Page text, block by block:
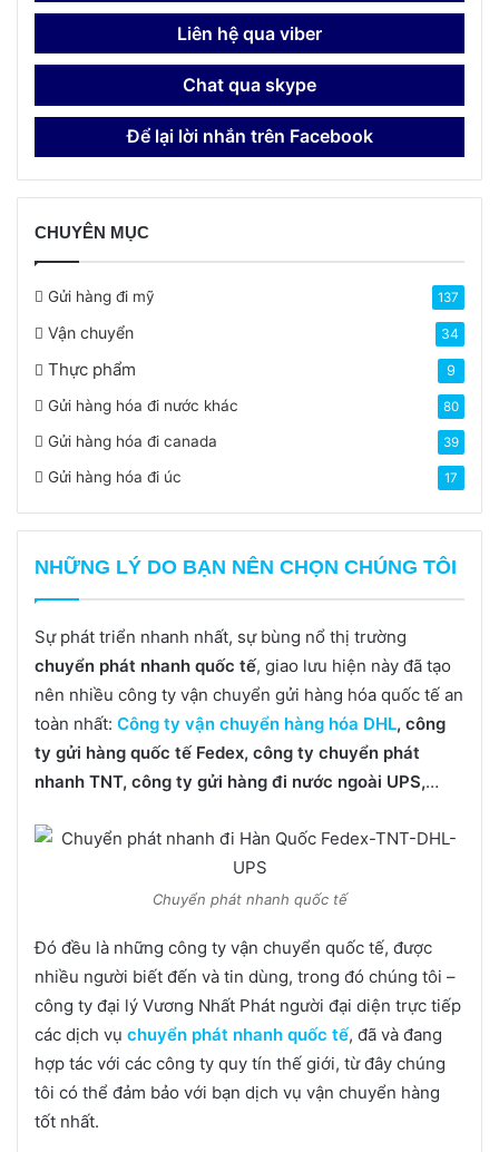
Liên hệ qua viber
Chat qua skype
Để lại lời nhắn trên Facebook
CHUYÊN MỤC
Gửi hàng đi mỹ 137
Vận chuyển 34
Thực phẩm 9
Gửi hàng hóa đi nước khác 80
Gửi hàng hóa đi canada 39
Gửi hàng hóa đi úc 17
NHỮNG LÝ DO BẠN NÊN CHỌN CHÚNG TÔI
Sự phát triển nhanh nhất, sự bùng nổ thị trường
chuyển phát nhanh quốc tế, giao lưu hiện này đã tạo
nên nhiều công ty vận chuyển gửi hàng hóa quốc tế an
toàn nhất: Công ty vận chuyển hàng hóa DHL, công
ty gửi hàng quốc tế Fedex, công ty chuyển phát
nhanh TNT, công ty gửi hàng đi nước ngoài UPS,…
Chuyển phát nhanh quốc tế
Đó đều là những công ty vận chuyển quốc tế, được
nhiều người biết đến và tin dùng, trong đó chúng tôi –
công ty đại lý Vương Nhất Phát người đại diện trực tiếp
các dịch vụ chuyển phát nhanh quốc tế, đã và đang
hợp tác với các công ty quy tín thế giới, từ đây chúng
tôi có thể đảm bảo với bạn dịch vụ vận chuyển hàng
tốt nhất.